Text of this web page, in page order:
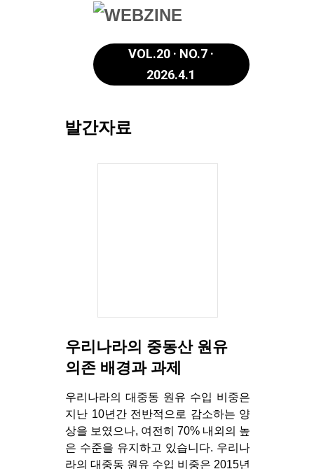
VOL.20 · NO.7 ·
2026.4.1
발간자료
우리나라의 중동산 원유
의존 배경과 과제
우리나라의 대중동 원유 수입 비중은
지난 10년간 전반적으로 감소하는 양
상을 보였으나, 여전히 70% 내외의 높
은 수준을 유지하고 있습니다. 우리나
라의 대중동 원유 수입 비중은 2015년